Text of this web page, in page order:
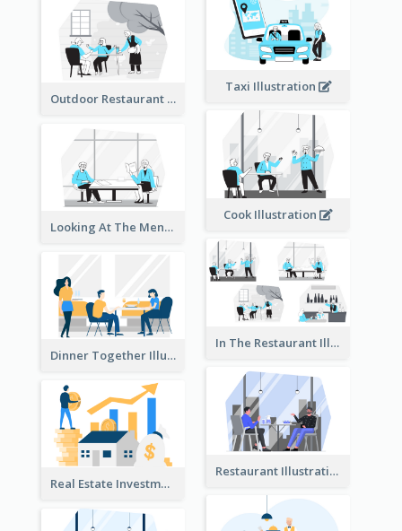
Taxi Illustration
Outdoor Restaurant Illustration
Cook Illustration
Looking At The Menu Illustration
In The Restaurant Illustration
Dinner Together Illustration
Restaurant Illustration
Real Estate Investment Illustration